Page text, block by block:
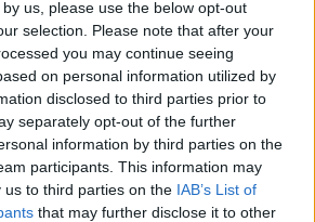
us, please use the below opt-out
selection. Please note that after your
you may continue seeing
on personal information utilized by
disclosed to third parties prior to
separately opt-out of the further
information by third parties on the
participants. This information may
us to third parties on the IAB’s List of
that may further disclose it to other